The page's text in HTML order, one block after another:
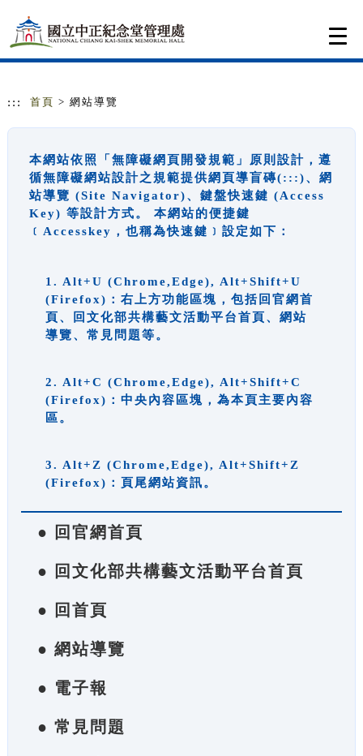
::: 首頁 > 網站導覽
本網站依照「無障礙網頁開發規範」原則設計，遵
循無障礙網站設計之規範提供網頁導盲磚(:::)、網
站導覽 (Site Navigator)、鍵盤快速鍵 (Access
Key) 等設計方式。 本網站的便捷鍵
﹝Accesskey，也稱為快速鍵﹞設定如下：
1. Alt+U (Chrome,Edge), Alt+Shift+U
(Firefox)：右上方功能區塊，包括回官網首
頁、回文化部共構藝文活動平台首頁、網站
導覽、常見問題等。
2. Alt+C (Chrome,Edge), Alt+Shift+C
(Firefox)：中央內容區塊，為本頁主要內容
區。
3. Alt+Z (Chrome,Edge), Alt+Shift+Z
(Firefox)：頁尾網站資訊。
● 回官網首頁
● 回文化部共構藝文活動平台首頁
● 回首頁
● 網站導覽
● 電子報
● 常見問題